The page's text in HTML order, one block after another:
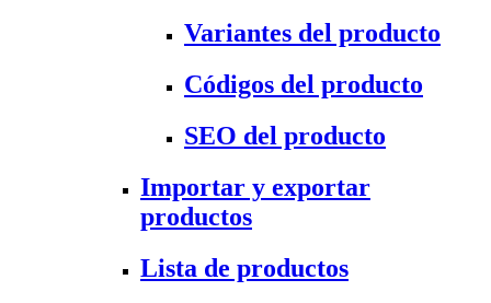
Variantes del producto
Códigos del producto
SEO del producto
Importar y exportar
productos
Lista de productos